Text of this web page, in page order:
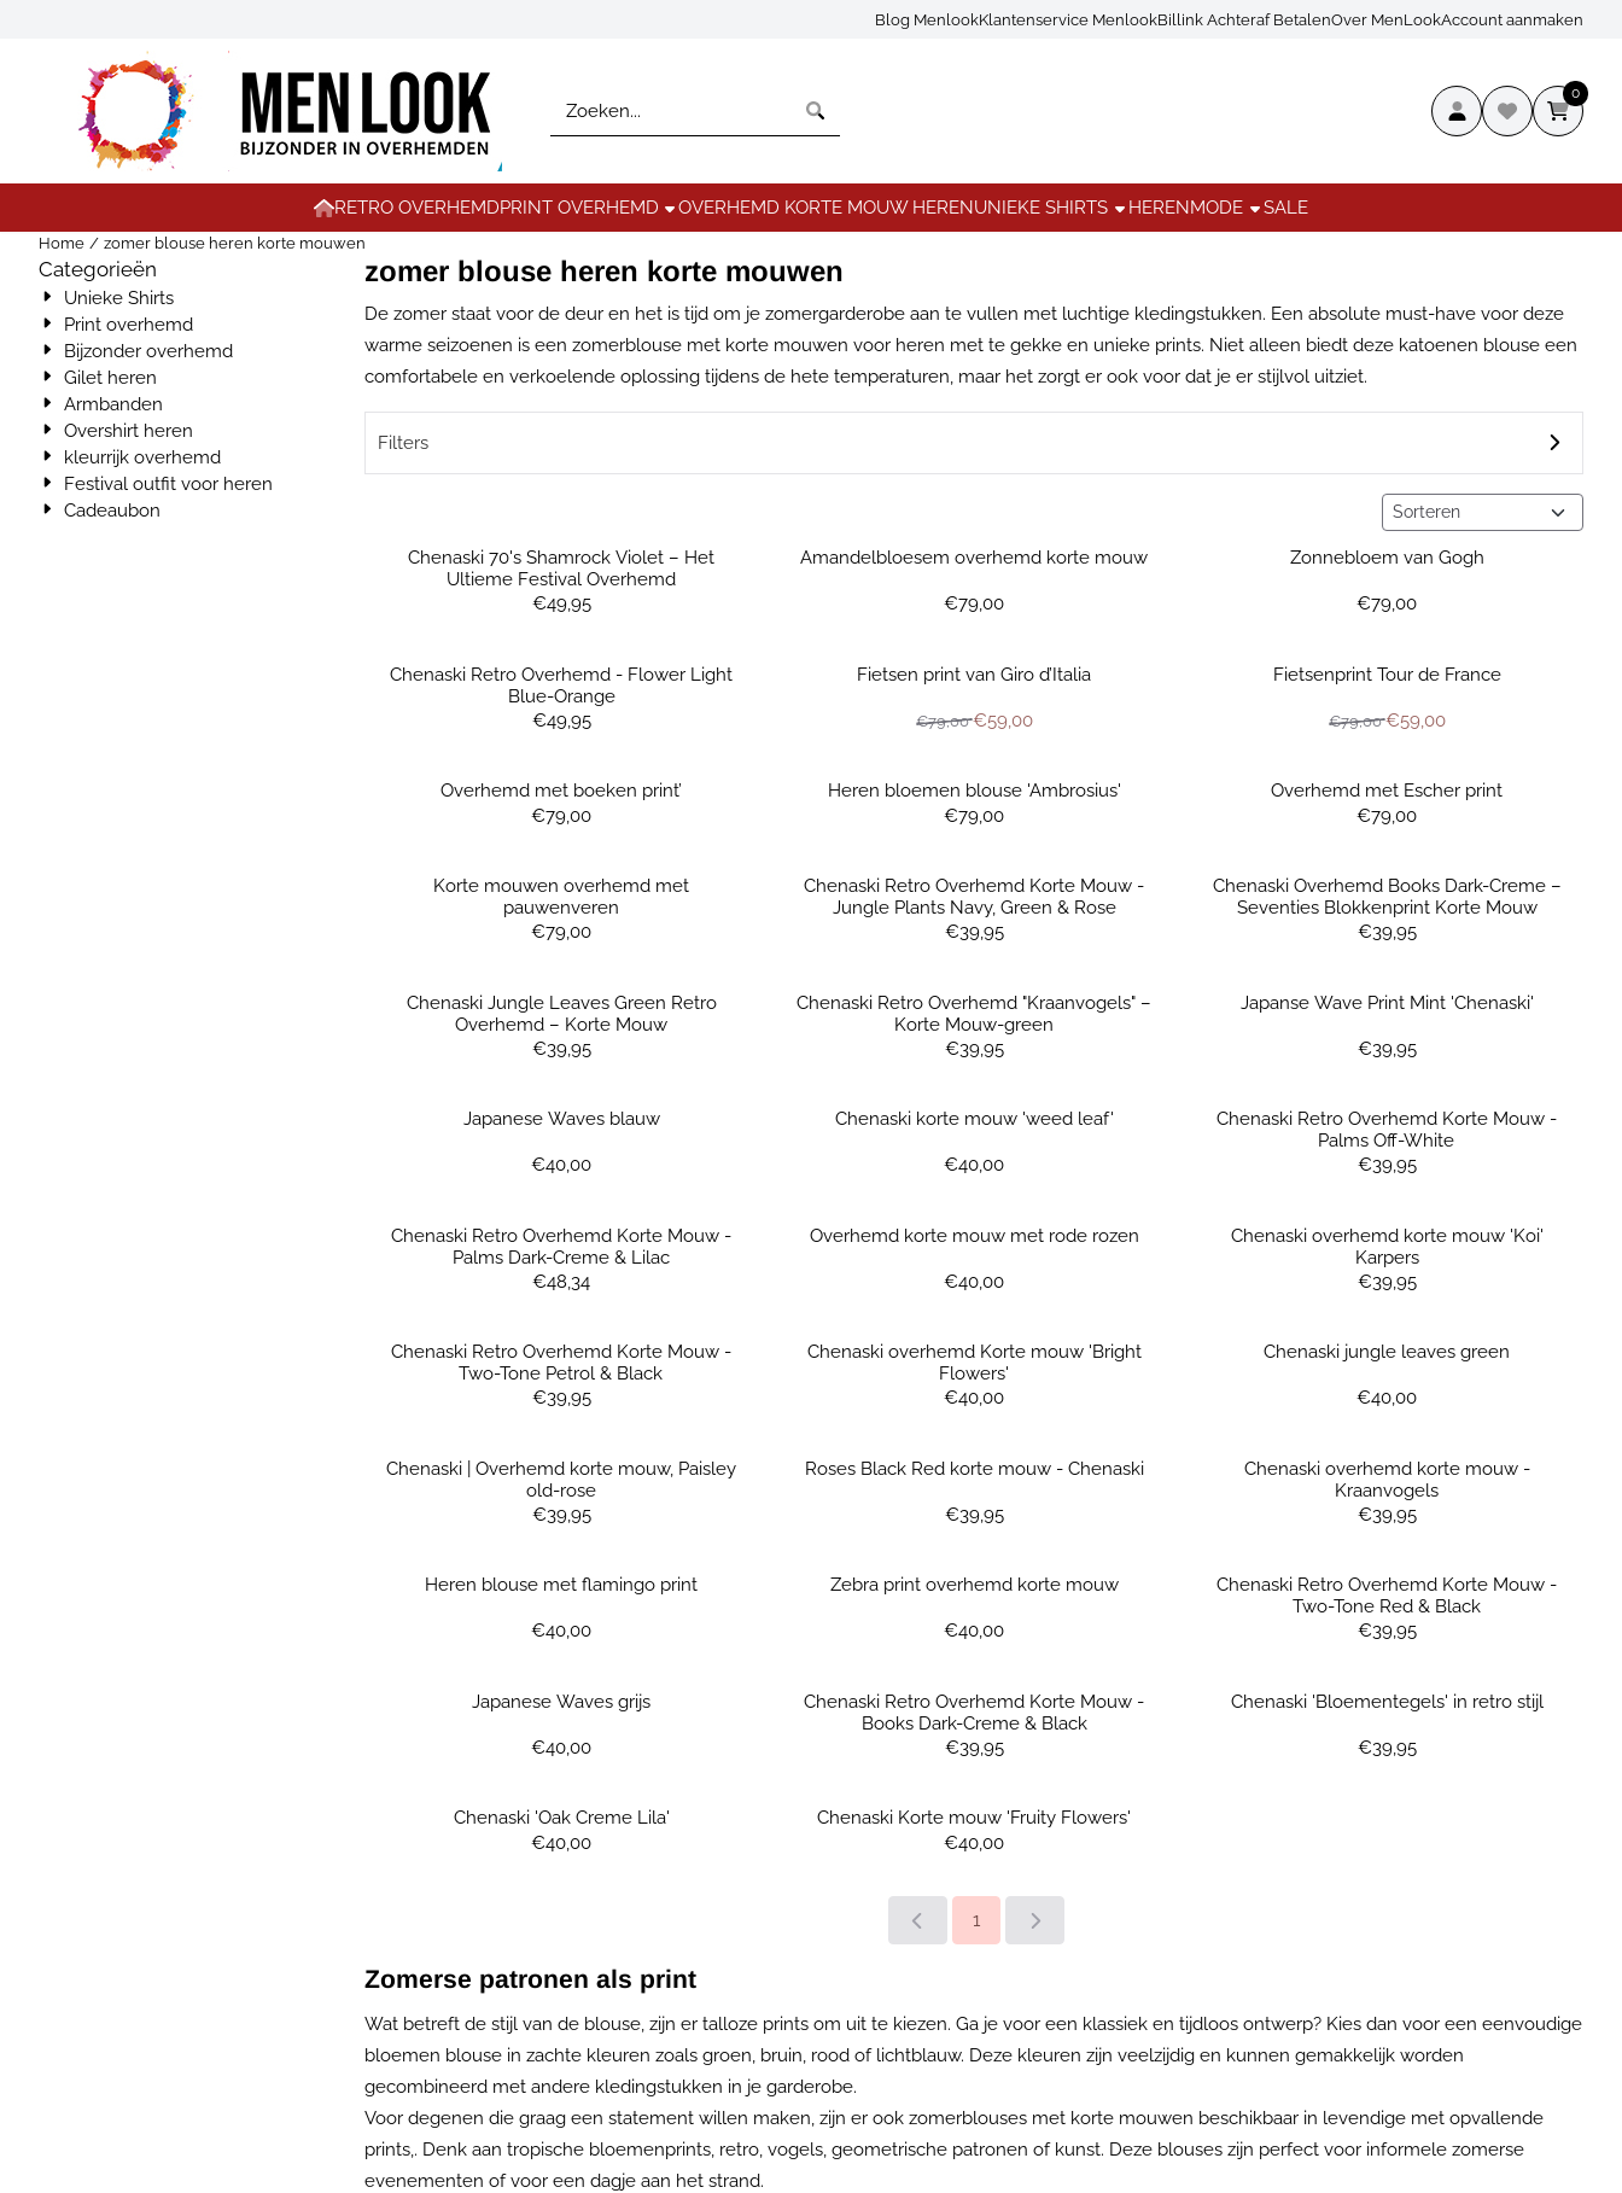
Blog MenlookKlantenservice MenlookBillink Achteraf BetalenOver MenLookAccount aanmaken
0
RETRO OVERHEMDPRINT OVERHEMD OVERHEMD KORTE MOUW HERENUNIEKE SHIRTS HERENMODE SALE
Home / zomer blouse heren korte mouwen
Categorieën
Unieke Shirts
Print overhemd
Bijzonder overhemd
Gilet heren
Armbanden
Overshirt heren
kleurrijk overhemd
Festival outfit voor heren
Cadeaubon
zomer blouse heren korte mouwen
De zomer staat voor de deur en het is tijd om je zomergarderobe aan te vullen met luchtige kledingstukken. Een absolute must-have voor deze
warme seizoenen is een zomerblouse met korte mouwen voor heren met te gekke en unieke prints. Niet alleen biedt deze katoenen blouse een
comfortabele en verkoelende oplossing tijdens de hete temperaturen, maar het zorgt er ook voor dat je er stijlvol uitziet.
Filters
Sorteermethode
Chenaski 70's Shamrock Violet – Het
Ultieme Festival Overhemd
Prijs: 49,95
€49,95
Amandelbloesem overhemd korte mouw
Prijs: 79,00
€79,00
Zonnebloem van Gogh
Prijs: 79,00
€79,00
Chenaski Retro Overhemd - Flower Light
Blue-Orange
Prijs: 49,95
€49,95
Fietsen print van Giro d’Italia
Van 79,00 voor 59,00
€79,00€59,00
Fietsenprint Tour de France
Van 79,00 voor 59,00
€79,00€59,00
Overhemd met boeken print’
Prijs: 79,00
€79,00
Heren bloemen blouse 'Ambrosius'
Prijs: 79,00
€79,00
Overhemd met Escher print
Prijs: 79,00
€79,00
Korte mouwen overhemd met
pauwenveren
Prijs: 79,00
€79,00
Chenaski Retro Overhemd Korte Mouw -
Jungle Plants Navy, Green & Rose
Prijs: 39,95
€39,95
Chenaski Overhemd Books Dark-Creme –
Seventies Blokkenprint Korte Mouw
Prijs: 39,95
€39,95
Chenaski Jungle Leaves Green Retro
Overhemd – Korte Mouw
Prijs: 39,95
€39,95
Chenaski Retro Overhemd "Kraanvogels" –
Korte Mouw-green
Prijs: 39,95
€39,95
Japanse Wave Print Mint 'Chenaski'
Prijs: 39,95
€39,95
Japanese Waves blauw
Prijs: 40,00
€40,00
Chenaski korte mouw 'weed leaf'
Prijs: 40,00
€40,00
Chenaski Retro Overhemd Korte Mouw -
Palms Off-White
Prijs: 39,95
€39,95
Chenaski Retro Overhemd Korte Mouw -
Palms Dark-Creme & Lilac
Prijs: 48,34
€48,34
Overhemd korte mouw met rode rozen
Prijs: 40,00
€40,00
Chenaski overhemd korte mouw 'Koi'
Karpers
Prijs: 39,95
€39,95
Chenaski Retro Overhemd Korte Mouw -
Two-Tone Petrol & Black
Prijs: 39,95
€39,95
Chenaski overhemd Korte mouw 'Bright
Flowers'
Prijs: 40,00
€40,00
Chenaski jungle leaves green
Prijs: 40,00
€40,00
Chenaski | Overhemd korte mouw, Paisley
old-rose
Prijs: 39,95
€39,95
Roses Black Red korte mouw - Chenaski
Prijs: 39,95
€39,95
Chenaski overhemd korte mouw -
Kraanvogels
Prijs: 39,95
€39,95
Heren blouse met flamingo print
Prijs: 40,00
€40,00
Zebra print overhemd korte mouw
Prijs: 40,00
€40,00
Chenaski Retro Overhemd Korte Mouw -
Two-Tone Red & Black
Prijs: 39,95
€39,95
Japanese Waves grijs
Prijs: 40,00
€40,00
Chenaski Retro Overhemd Korte Mouw -
Books Dark-Creme & Black
Prijs: 39,95
€39,95
Chenaski 'Bloementegels' in retro stijl
Prijs: 39,95
€39,95
Chenaski 'Oak Creme Lila'
Prijs: 40,00
€40,00
Chenaski Korte mouw 'Fruity Flowers'
Prijs: 40,00
€40,00
1
Zomerse patronen als print
Wat betreft de stijl van de blouse, zijn er talloze prints om uit te kiezen. Ga je voor een klassiek en tijdloos ontwerp? Kies dan voor een eenvoudige
bloemen blouse in zachte kleuren zoals groen, bruin, rood of lichtblauw. Deze kleuren zijn veelzijdig en kunnen gemakkelijk worden
gecombineerd met andere kledingstukken in je garderobe.
​Voor degenen die graag een statement willen maken, zijn er ook zomerblouses met korte mouwen beschikbaar in levendige met opvallende
prints,. Denk aan tropische bloemenprints, retro, vogels, geometrische patronen of kunst. Deze blouses zijn perfect voor informele zomerse
evenementen of voor een dagje aan het strand.